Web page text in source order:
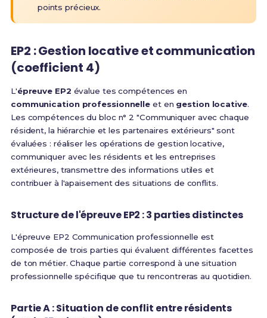
points précieux.
EP2 : Gestion locative et communication
(coefficient 4)
L'épreuve EP2 évalue tes compétences en
communication professionnelle et en gestion locative.
Les compétences du bloc n° 2 "Communiquer avec chaque
résident, la hiérarchie et les partenaires extérieurs" sont
évaluées : réaliser les opérations de gestion locative,
communiquer avec les résidents et les entreprises
extérieures, transmettre des informations utiles et
contribuer à l'apaisement des situations de conflits.
Structure de l'épreuve EP2 : 3 parties distinctes
L'épreuve EP2 Communication professionnelle est
composée de trois parties qui évaluent différentes facettes
de ton métier. Chaque partie correspond à une situation
professionnelle spécifique que tu rencontreras au quotidien.
Partie A : Situation de conflit entre résidents